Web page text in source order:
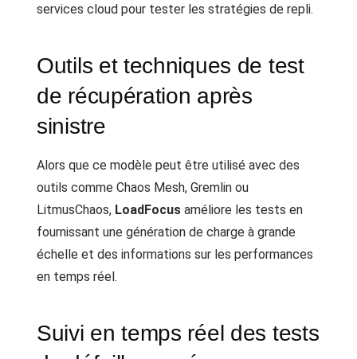
services cloud pour tester les stratégies de repli.
Outils et techniques de test
de récupération après
sinistre
Alors que ce modèle peut être utilisé avec des
outils comme Chaos Mesh, Gremlin ou
LitmusChaos, LoadFocus améliore les tests en
fournissant une génération de charge à grande
échelle et des informations sur les performances
en temps réel.
Suivi en temps réel des tests